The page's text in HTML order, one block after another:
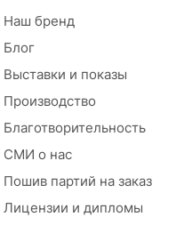
Наш бренд
Блог
Выставки и показы
Производство
Благотворительность
СМИ о нас
Пошив партий на заказ
Лицензии и дипломы